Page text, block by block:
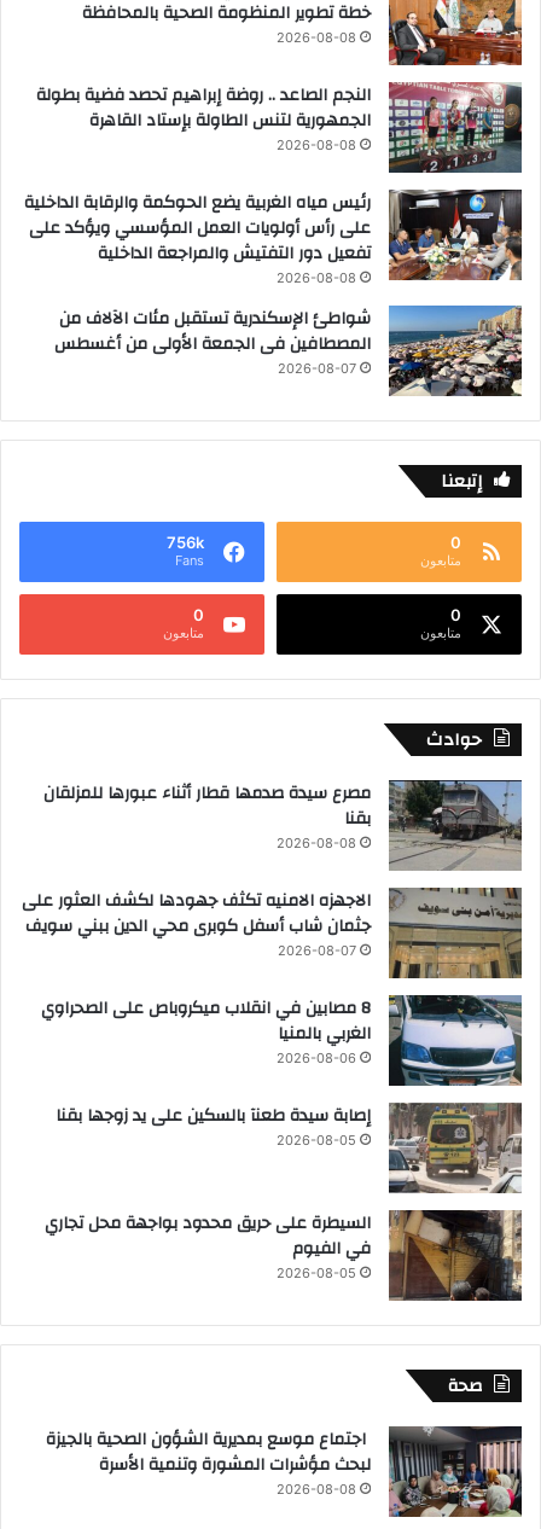
خطة تطوير المنظومة الصحية بالمحافظة
2026-08-08
النجم الصاعد .. روضة إبراهيم تحصد فضية بطولة
الجمهورية لتنس الطاولة بإستاد القاهرة
2026-08-08
رئيس مياه الغربية يضع الحوكمة والرقابة الداخلية
على رأس أولويات العمل المؤسسي ويؤكد على
تفعيل دور التفتيش والمراجعة الداخلية
2026-08-08
شواطئ الإسكندرية تستقبل مئات الآلاف من
المصطافين فى الجمعة الأولى من أغسطس
2026-08-07
إتبعنا
0
متابعون
756k
Fans
0
متابعون
0
متابعون
حوادث
مصرع سيدة صدمها قطار أثناء عبورها للمزلقان
بقنا
2026-08-08
الاجهزه الامنيه تكثف جهودها لكشف العثور على
جثمان شاب أسفل كوبرى محي الدين ببني سويف
2026-08-07
8 مصابين في انقلاب ميكروباص على الصحراوي
الغربي بالمنيا
2026-08-06
إصابة سيدة طعنآ بالسكين على يد زوجها بقنا
2026-08-05
السيطرة على حريق محدود بواجهة محل تجاري
في الفيوم
2026-08-05
صحة
اجتماع موسع بمديرية الشؤون الصحية بالجيزة
لبحث مؤشرات المشورة وتنمية الأسرة
2026-08-08